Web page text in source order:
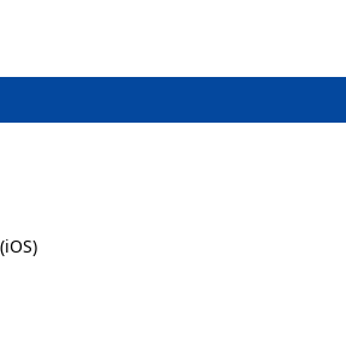
(iOS)